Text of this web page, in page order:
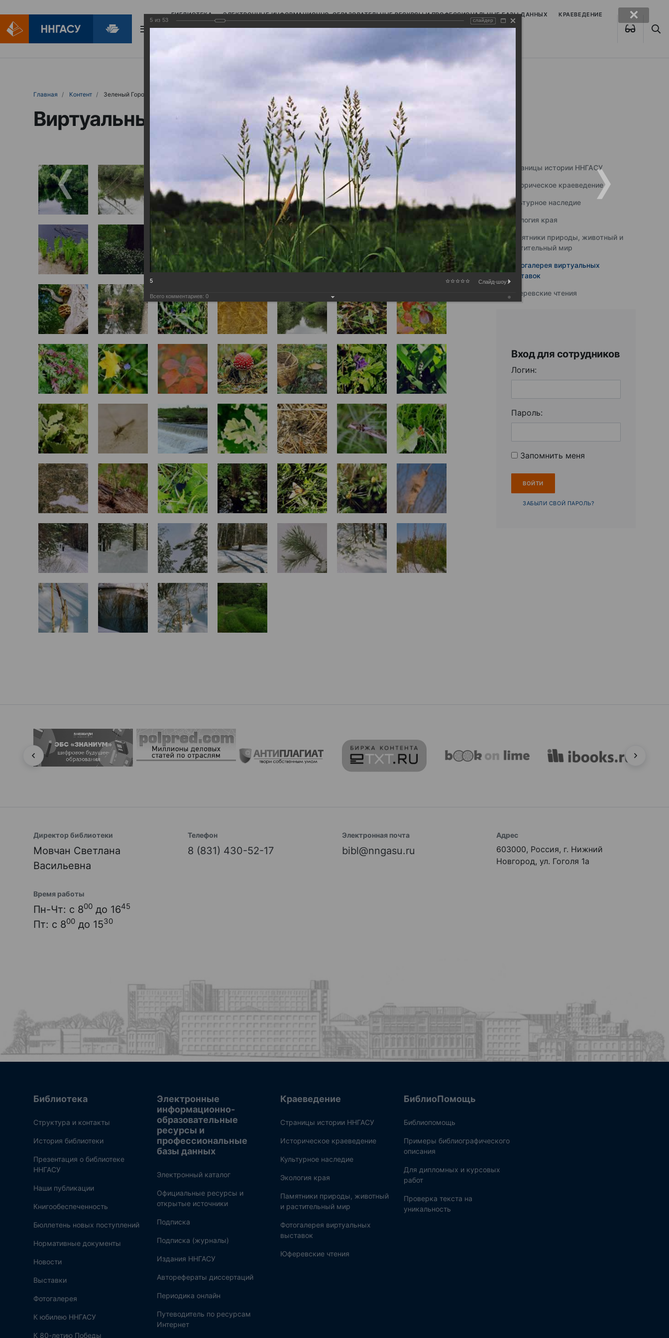
БИБЛИОТЕКА ЭЛЕКТРОННЫЕ ИНФОРМАЦИОННО-ОБРАЗОВАТЕЛЬНЫЕ РЕСУРСЫ И ПРОФЕССИОНАЛЬНЫЕ БАЗЫ ДАННЫХ КРАЕВЕДЕНИЕ
Главная Контент Зеленый Город
Виртуальные выставки (фотоальбомы)
Страницы истории ННГАСУ
Историческое краеведение
Культурное наследие
Экология края
Памятники природы, животный и
растительный мир
Фотогалерея виртуальных
выставок
Юферевские чтения
Вход для сотрудников
Логин:
Пароль:
Запомнить меня
ЗАБЫЛИ СВОЙ ПАРОЛЬ?
Директор библиотеки
Мовчан Светлана
Васильевна
Телефон
8 (831) 430-52-17
Электронная почта
bibl@nngasu.ru
Адрес
603000, Россия, г. Нижний
Новгород, ул. Гоголя 1а
Время работы
Пн-Чт: с 800 до 1645
Пт: с 800 до 1530
Библиотека
Структура и контакты
История библиотеки
Презентация о библиотеке
ННГАСУ
Наши публикации
Книгообеспеченность
Бюллетень новых поступлений
Нормативные документы
Новости
Выставки
Фотогалерея
К юбилею ННГАСУ
К 80-летию Победы
Электронные
информационно-
образовательные
ресурсы и
профессиональные
базы данных
Электронный каталог
Официальные ресурсы и
открытые источники
Подписка
Подписка (журналы)
Издания ННГАСУ
Авторефераты диссертаций
Периодика онлайн
Путеводитель по ресурсам
Интернет
Краеведение
Страницы истории ННГАСУ
Историческое краеведение
Культурное наследие
Экология края
Памятники природы, животный
и растительный мир
Фотогалерея виртуальных
выставок
Юферевские чтения
БиблиоПомощь
Библиопомощь
Примеры библиографического
описания
Для дипломных и курсовых
работ
Проверка текста на
уникальность
5 из 53 слайдер
5 Слайд-шоу:
Всего комментариев: 0